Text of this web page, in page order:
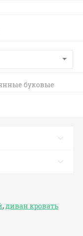
буковые
,диван кровать